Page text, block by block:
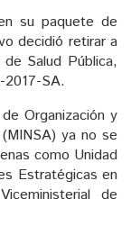
su paquete de
decidió retirar a
Salud Pública,
SA.
Organización y
ya no se
como Unidad
Estratégicas en
de